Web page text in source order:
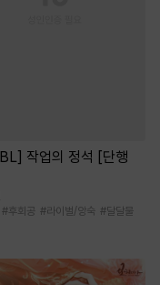
작업의 정석 [단행
#후회공 #라이벌/앙숙 #달달물